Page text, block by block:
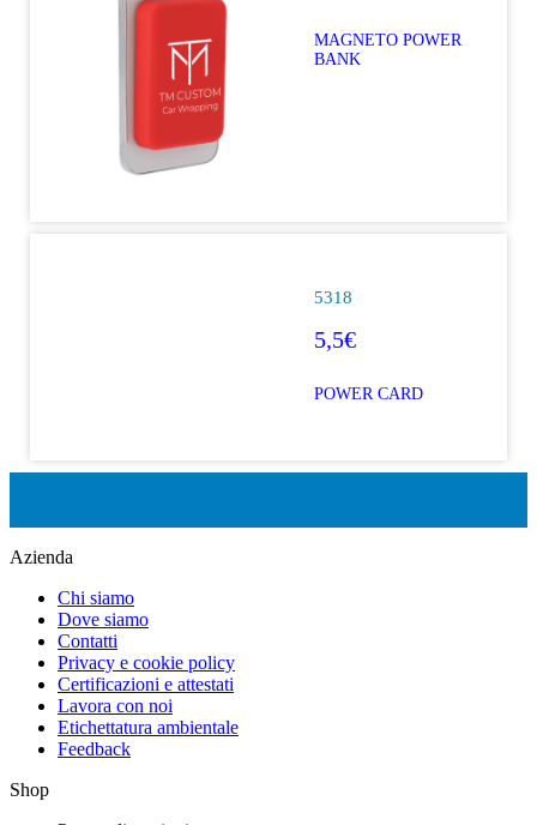
MAGNETO POWER
BANK
5318
5,5€
POWER CARD
Azienda
Chi siamo
Dove siamo
Contatti
Privacy e cookie policy
Certificazioni e attestati
Lavora con noi
Etichettatura ambientale
Feedback
Shop